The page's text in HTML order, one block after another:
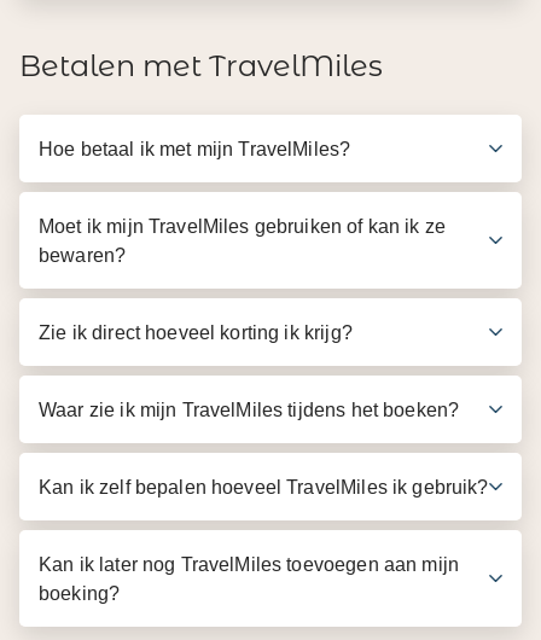
Betalen met TravelMiles
Hoe betaal ik met mijn TravelMiles?
Moet ik mijn TravelMiles gebruiken of kan ik ze
bewaren?
Zie ik direct hoeveel korting ik krijg?
Waar zie ik mijn TravelMiles tijdens het boeken?
Kan ik zelf bepalen hoeveel TravelMiles ik gebruik?
Kan ik later nog TravelMiles toevoegen aan mijn
boeking?